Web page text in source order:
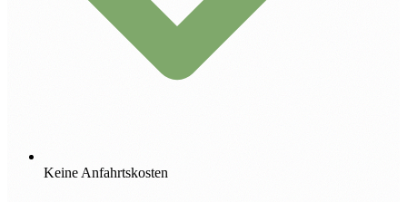
Keine Anfahrtskosten